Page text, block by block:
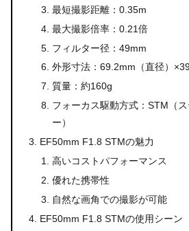
最短撮影距離：0.35m
最大撮影倍率：0.21倍
フィルター径：49mm
外形寸法：69.2mm（直径）
質量：約160g
フォーカス駆動方式：STM（
ー）
EF50mm F1.8 STMの魅力
高いコストパフォーマンス
優れた携帯性
自然な画角での撮影が可能
EF50mm F1.8 STMの使用シーン